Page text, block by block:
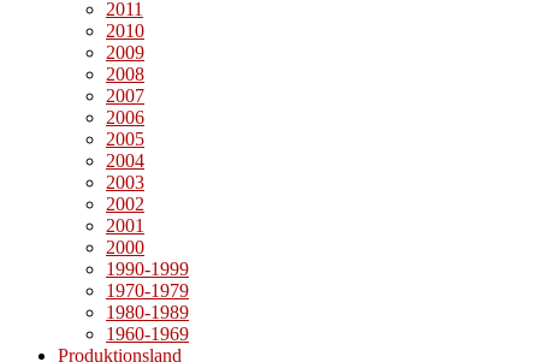
2011
2010
2009
2008
2007
2006
2005
2004
2003
2002
2001
2000
1990-1999
1970-1979
1980-1989
1960-1969
Produktionsland